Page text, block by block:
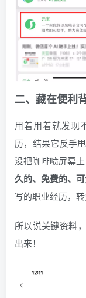
二、藏在便利
用着用着就发现
历，结果它反手
没把咖啡喷屏幕上
久的、免费的、
写的职业经历，
所以说关键资料
出来！